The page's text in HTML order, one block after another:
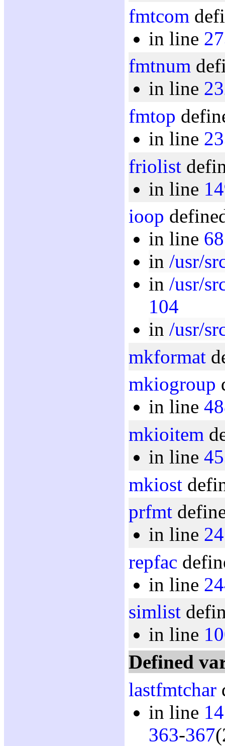
fmtcom
in line
fmtnum
in line
fmtop
in line
friolist
in line
ioop
in line
in /usr/
in /usr/
104
in /usr/
mkformat
mkiogroup
in line
mkioitem
in line
mkiost
prfmt
in line
repfac
in line
simlist
in line
Defined
lastfmtchar
in line
363-367